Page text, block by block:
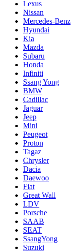
Lexus
Nissan
Mercedes-Benz
Hyundai
Kia
Mazda
Subaru
Honda
Infiniti
Ssang Yong
BMW
Cadillac
Jaguar
Jeep
Mini
Pеugеоt
Proton
Tagaz
Chrysler
Dacia
Daewoo
Fiat
Great Wall
LDV
Porsche
SAAB
SEAT
SsangYong
Suzuki